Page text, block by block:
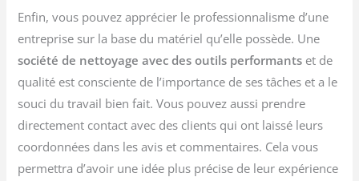
Enfin, vous pouvez apprécier le professionnalisme d’une
entreprise sur la base du matériel qu’elle possède. Une
société de nettoyage avec des outils performants et de
qualité est consciente de l’importance de ses tâches et a le
souci du travail bien fait. Vous pouvez aussi prendre
directement contact avec des clients qui ont laissé leurs
coordonnées dans les avis et commentaires. Cela vous
permettra d’avoir une idée plus précise de leur expérience